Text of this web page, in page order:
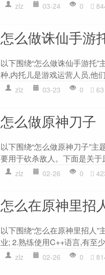
zlz 03-24 0
怎么做诛仙手游
以下围绕“怎么做诛仙手游托”
种,内托儿是游戏运营人员,他
zlz 03-23 0 63
怎么做原神刀子
以下围绕“怎么做原神刀子”
要用于砍杀敌人。下面是关于
zlz 02-26 0
怎么在原神里招
以下围绕“怎么在原神里招人
业; 2.熟练使用C++语言,有至
zlz 02-26 0